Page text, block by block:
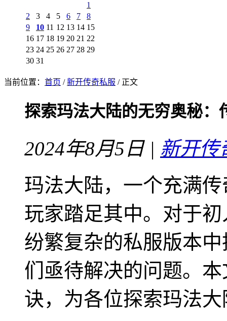
1
2
3 4 5 6 7
8
9
10 11 12 13 14 15
16 17 18 19 20 21 22
23 24 25 26 27 28 29
30 31
当前位置： 首页 /新开传奇私服 / 正文
探索玛法大陆的无穷奥秘：
2024年8月5日 | 新开传
玛法大陆，一个充满
玩家踏足其中。对于
纷繁复杂的私服版本
们亟待解决的问题。
诀，为各位探索玛法